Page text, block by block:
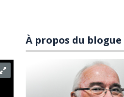
À propos du blogue